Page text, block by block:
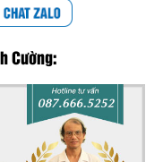
Cường: